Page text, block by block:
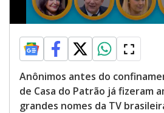
Anônimos antes do
de Casa do Patrão já fizeram
grandes nomes da TV